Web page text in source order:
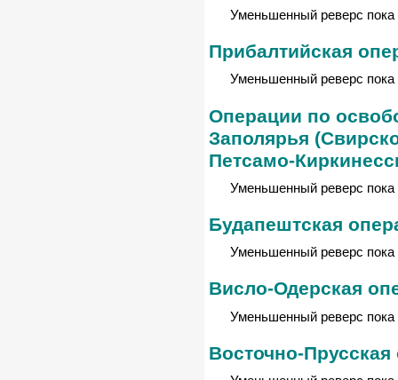
Уменьшенный реверс пока
Прибалтийская
Уменьшенный реверс пока
Операции по
Заполярья
Петсамо-
Уменьшенный реверс пока
Будапештская
Уменьшенный реверс пока
Висло-Одерская
Уменьшенный реверс пока
Восточно-